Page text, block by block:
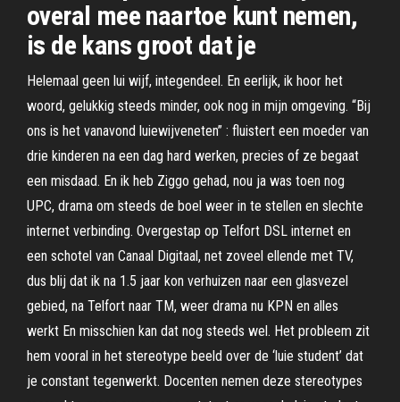
overal mee naartoe kunt nemen,
is de kans groot dat je
Helemaal geen lui wijf, integendeel. En eerlijk, ik hoor het
woord, gelukkig steeds minder, ook nog in mijn omgeving. “Bij
ons is het vanavond luiewijveneten” : fluistert een moeder van
drie kinderen na een dag hard werken, precies of ze begaat
een misdaad. En ik heb Ziggo gehad, nou ja was toen nog
UPC, drama om steeds de boel weer in te stellen en slechte
internet verbinding. Overgestap op Telfort DSL internet en
een schotel van Canaal Digitaal, net zoveel ellende met TV,
dus blij dat ik na 1.5 jaar kon verhuizen naar een glasvezel
gebied, na Telfort naar TM, weer drama nu KPN en alles
werkt En misschien kan dat nog steeds wel. Het probleem zit
hem vooral in het stereotype beeld over de ‘luie student’ dat
je constant tegenwerkt. Docenten nemen deze stereotypes